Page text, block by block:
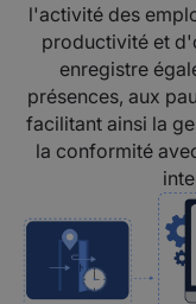
l'activité des
productivité et
enregistre
présences, aux
facilitant ainsi la
la conformité